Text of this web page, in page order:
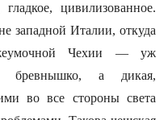
цивилизованное.
западной Италии, откуда
Чехии — уж
а дикая,
во все стороны света